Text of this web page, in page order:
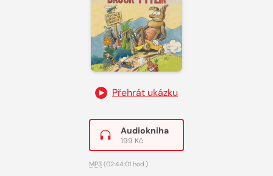
Přehrát ukázku
Audiokniha
199 Kč
MP3 (02:44:01 hod.)